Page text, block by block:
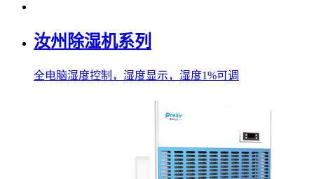
汝州除湿机系列
全电脑湿度控制，湿度显示，湿度1%可调